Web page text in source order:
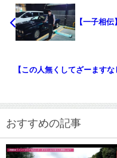
【一子相
【この人無くしてざーます
おすすめの記事